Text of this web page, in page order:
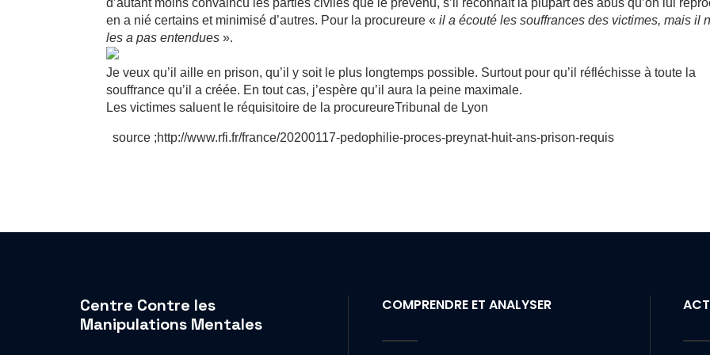
en a nié certains et minimisé d’autres. Pour la procureure « il a écouté les souffrances des victimes, mais il
les a pas entendues ».
Je veux qu’il aille en prison, qu’il y soit le plus longtemps possible. Surtout pour qu’il réfléchisse à toute la
souffrance qu’il a créée. En tout cas, j’espère qu’il aura la peine maximale.
Les victimes saluent le réquisitoire de la procureureTribunal de Lyon
source ;http://www.rfi.fr/france/20200117-pedophilie-proces-preynat-huit-ans-prison-requis
Centre Contre les
Manipulations Mentales
COMPRENDRE ET ANALYSER